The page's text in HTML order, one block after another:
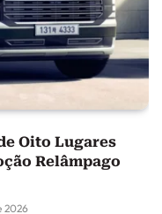
Oito Lugares
Relâmpago
2026